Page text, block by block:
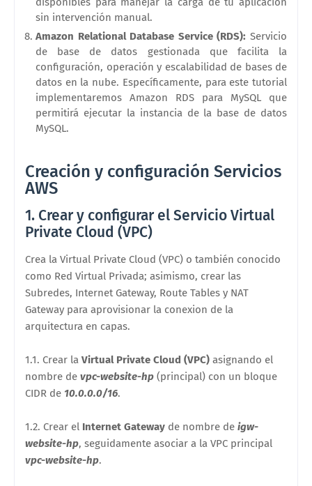
sin intervención manual.
Amazon Relational Database Service (RDS): Servicio
de base de datos gestionada que facilita la
configuración, operación y escalabilidad de bases de
datos en la nube. Específicamente, para este tutorial
implementaremos Amazon RDS para MySQL que
permitirá ejecutar la instancia de la base de datos
MySQL.
Creación y configuración Servicios
AWS
1. Crear y configurar el Servicio Virtual
Private Cloud (VPC)
Crea la Virtual Private Cloud (VPC) o también conocido
como Red Virtual Privada; asimismo, crear las
Subredes, Internet Gateway, Route Tables y NAT
Gateway para aprovisionar la conexion de la
arquitectura en capas.
1.1. Crear la Virtual Private Cloud (VPC) asignando el
nombre de vpc-website-hp (principal) con un bloque
CIDR de 10.0.0.0/16.
1.2. Crear el Internet Gateway de nombre de igw-
website-hp, seguidamente asociar a la VPC principal
vpc-website-hp.